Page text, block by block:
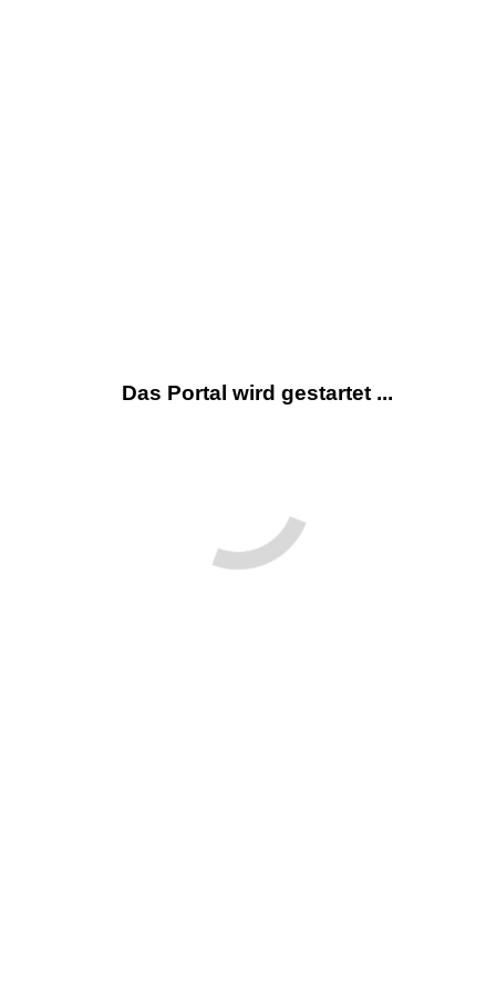
Das Portal wird gestartet ...